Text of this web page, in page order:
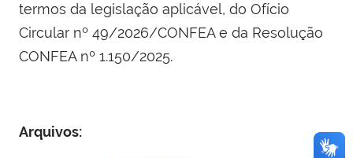
termos da legislação aplicável, do Ofício
Circular nº 49/2026/CONFEA e da Resolução
CONFEA nº 1.150/2025.
Arquivos: